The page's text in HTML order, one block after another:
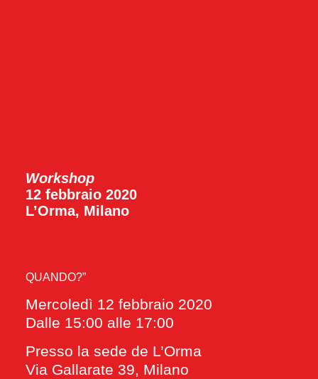
Workshop
12 febbraio 2020
L’Orma, Milano
QUANDO?”
Mercoledì 12 febbraio 2020
Dalle 15:00 alle 17:00
Presso la sede de L’Orma
Via Gallarate 39, Milano